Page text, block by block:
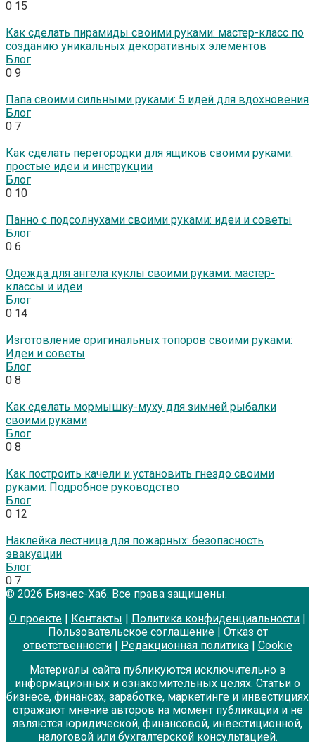
0 15
Как сделать пирамиды своими руками: мастер-класс по
созданию уникальных декоративных элементов
Блог
0 9
Папа своими сильными руками: 5 идей для вдохновения
Блог
0 7
Как сделать перегородки для ящиков своими руками:
простые идеи и инструкции
Блог
0 10
Панно с подсолнухами своими руками: идеи и советы
Блог
0 6
Одежда для ангела куклы своими руками: мастер-
классы и идеи
Блог
0 14
Изготовление оригинальных топоров своими руками:
Идеи и советы
Блог
0 8
Как сделать мормышку-муху для зимней рыбалки
своими руками
Блог
0 8
Как построить качели и установить гнездо своими
руками: Подробное руководство
Блог
0 12
Наклейка лестница для пожарных: безопасность
эвакуации
Блог
0 7
© 2026 Бизнес-Хаб. Все права защищены.
О проекте | Контакты | Политика конфиденциальности |
Пользовательское соглашение| Отказ от
ответственности| Редакционная политика| Cookie
Материалы сайта публикуются исключительно в
информационных и ознакомительных целях. Статьи о
бизнесе, финансах, заработке, маркетинге и инвестициях
отражают мнение авторов на момент публикации и не
являются юридической, финансовой, инвестиционной,
налоговой или бухгалтерской консультацией.